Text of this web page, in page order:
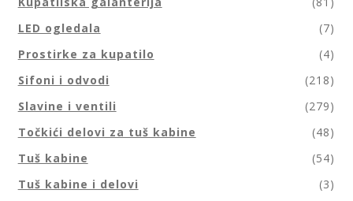
LED ogledala
(7)
Prostirke za kupatilo
(4)
Sifoni i odvodi
(218)
Slavine i ventili
(279)
Točkići delovi za tuš kabine
(48)
Tuš kabine
(54)
Tuš kabine i delovi
(3)